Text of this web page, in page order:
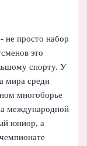
не просто набор
это
спорту. У
мира среди
многоборье
международной
юниор, а